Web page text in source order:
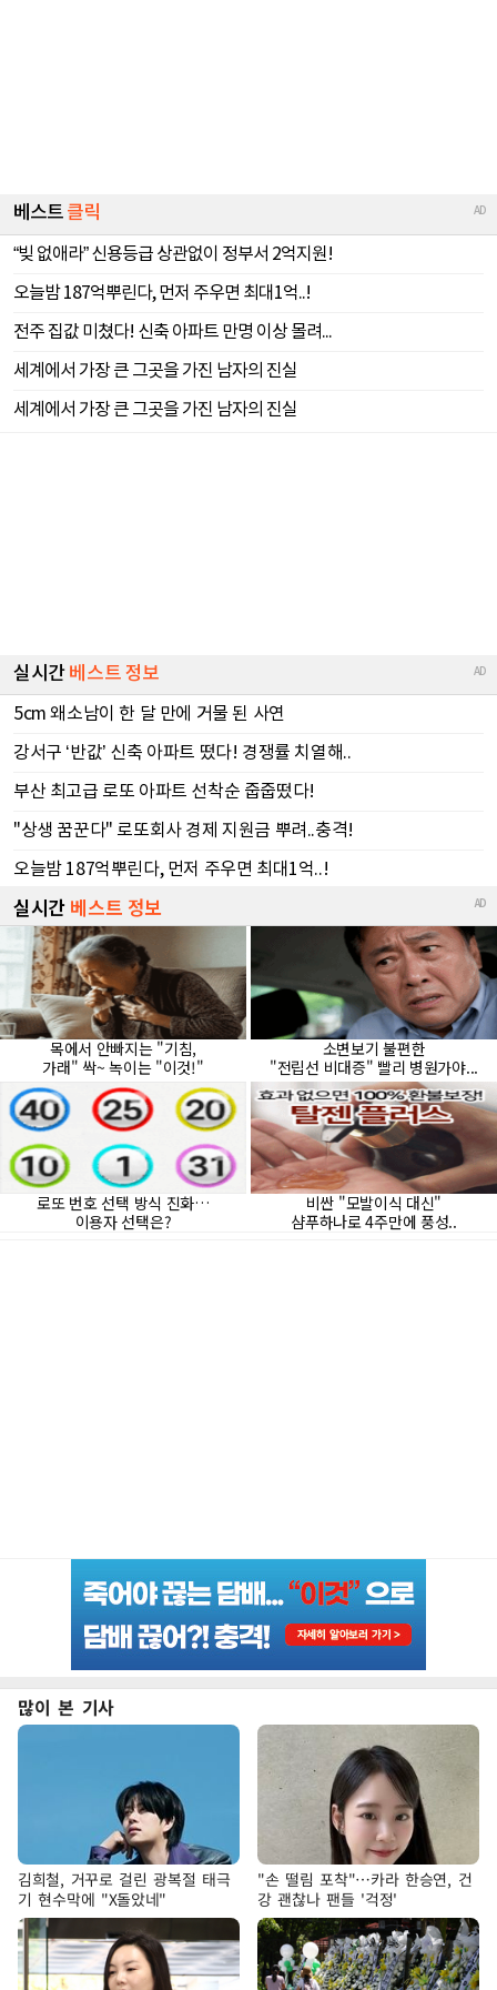
많이 본 기사
김희철, 거꾸로 걸린 광복절 태극
기 현수막에 "X돌았네"
"손 떨림 포착"…카라 한승연, 건
강 괜찮나 팬들 '걱정'